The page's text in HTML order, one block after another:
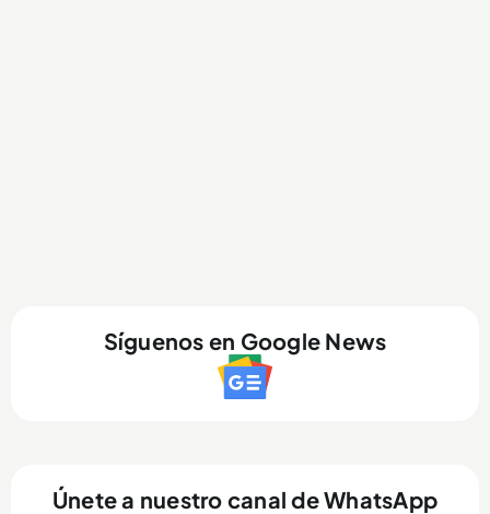
Síguenos en Google News
Únete a nuestro canal de WhatsApp